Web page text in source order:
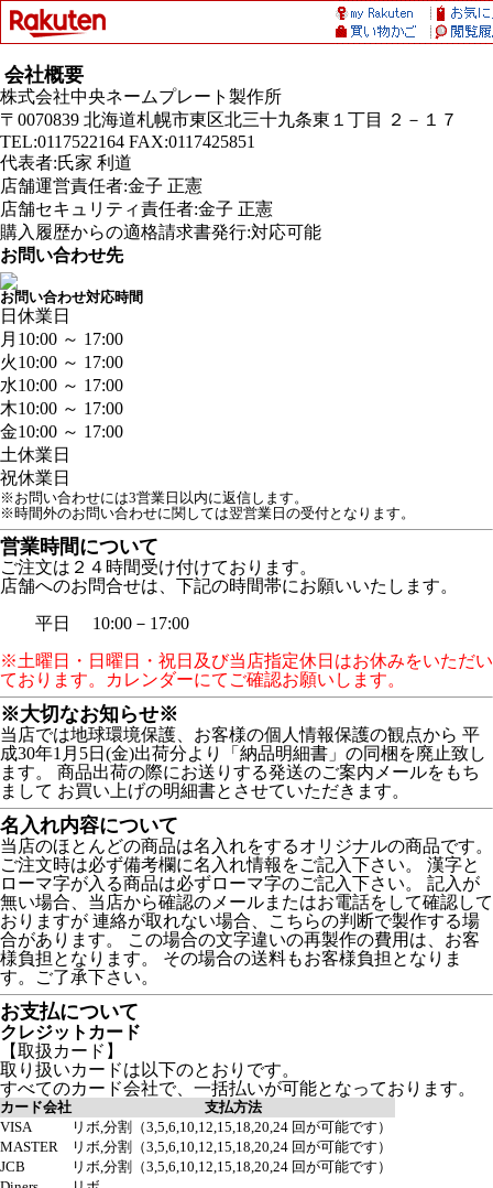
会社概要
株式会社中央ネームプレート製作所
〒0070839 北海道札幌市東区北三十九条東１丁目 ２－１７
TEL:0117522164 FAX:0117425851
代表者:氏家 利道
店舗運営責任者:金子 正憲
店舗セキュリティ責任者:金子 正憲
購入履歴からの適格請求書発行:対応可能
お問い合わせ先
お問い合わせ対応時間
日 休業日
月 10:00 ～ 17:00
火10:00 ～ 17:00
水10:00 ～ 17:00
木10:00 ～ 17:00
金10:00 ～ 17:00
土休業日
祝休業日
※お問い合わせには3営業日以内に返信します。
※時間外のお問い合わせに関しては翌営業日の受付となります。
営業時間について
ご注文は２４時間受け付けております。
店舗へのお問合せは、下記の時間帯にお願いいたします。
平日 10:00－17:00
※土曜日・日曜日・祝日及び当店指定休日はお休みをいただい
ております。カレンダーにてご確認お願いします。
※大切なお知らせ※
当店では地球環境保護、お客様の個人情報保護の観点から 平
成30年1月5日(金)出荷分より「納品明細書」の同梱を廃止致し
ます。 商品出荷の際にお送りする発送のご案内メールをもち
まして お買い上げの明細書とさせていただきます。
名入れ内容について
当店のほとんどの商品は名入れをするオリジナルの商品です。
ご注文時は必ず備考欄に名入れ情報をご記入下さい。 漢字と
ローマ字が入る商品は必ずローマ字のご記入下さい。 記入が
無い場合、当店から確認のメールまたはお電話をして確認して
おりますが 連絡が取れない場合、こちらの判断で製作する場
合があります。 この場合の文字違いの再製作の費用は、お客
様負担となります。 その場合の送料もお客様負担となりま
す。ご了承下さい。
お支払について
クレジットカード
【取扱カード】
取り扱いカードは以下のとおりです。
すべてのカード会社で、一括払いが可能となっております。
カード会社
支払方法
VISA
リボ,分割（3,5,6,10,12,15,18,20,24 回が可能です）
MASTER
リボ,分割（3,5,6,10,12,15,18,20,24 回が可能です）
JCB
リボ,分割（3,5,6,10,12,15,18,20,24 回が可能です）